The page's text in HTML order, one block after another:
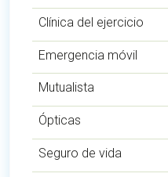
Clínica del ejercicio
Emergencia móvil
Mutualista
Ópticas
Seguro de vida